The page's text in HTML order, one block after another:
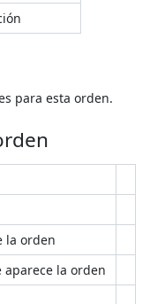
para esta orden.
la orden
la orden